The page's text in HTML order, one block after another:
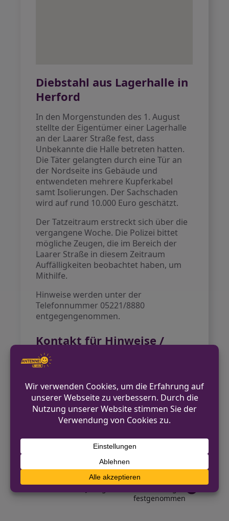
Diebstahl aus Lagerhalle in
Herford
In den Morgenstunden des 1. August
stellte der Eigentümer einer Lagerhalle
an der Laarer Straße fest, dass
Unbekannte die Halle betreten hatten.
Die Täter gelangten durch eine Tür an
der Nordseite ins Gebäude und
entwendeten mehrere Kupferkabel
samt Isolierungen. Der Sachschaden
wird auf rund 10.000 Euro geschätzt.
Der Tatzeitraum erstreckt sich über die
vergangene Woche. Die Polizei bittet
mögliche Zeugen, die im Bereich der
Laarer Straße in diesem Zeitraum
Auffälligkeiten beobachtet haben, um
Mithilfe.
Hinweise werden unter der
Telefonnummer 05221/8880
entgegengenommen.
Kontakt für Hinweise /
Pressestelle
05221 8880
pressestelle.herford@polizei.nrw.de
https://herford.polizei.nrw/
VORHERIGER BEITRAG
Rennradfahrer bei Zusammenstoß an L550
verletzt
NÄCHSTER BEITRAG
festgenommen